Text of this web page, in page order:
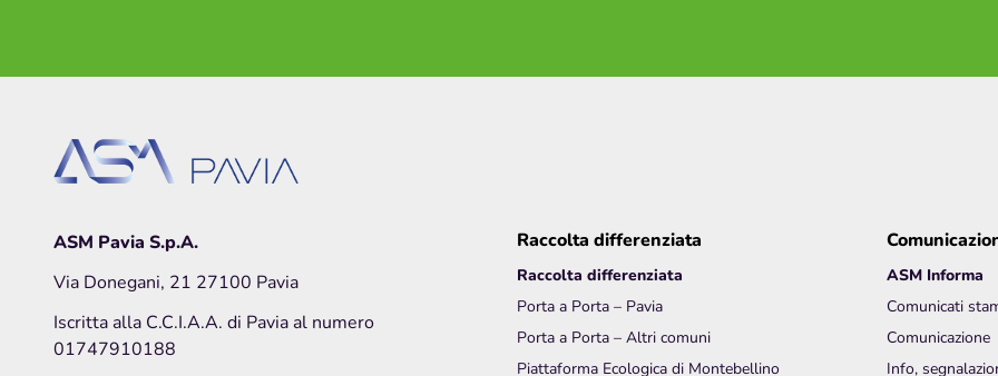
ASM Pavia S.p.A.
Via Donegani, 21 27100 Pavia
Iscritta alla C.C.I.A.A. di Pavia al numero
01747910188
Raccolta differenziata
Raccolta differenziata
Porta a Porta – Pavia
Porta a Porta – Altri comuni
Piattaforma Ecologica di Montebellino
ASM Informa
Comunicati
Comunicazione
Info,